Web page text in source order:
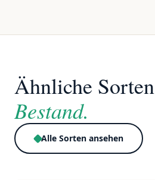
Ähnliche Sorten
Bestand.
Alle Sorten ansehen